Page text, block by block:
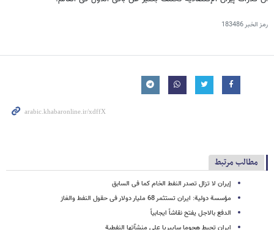
رمز الخبر183486
مطالب مرتبط
إیران لا تزال تصدر النفط الخام کما فی السابق
مؤسسة دولیة: ایران تستثمر 68 ملیار دولار فی حقول النفط والغاز
الدفع بالاجل یفتح نقاشاً ایجابیاً